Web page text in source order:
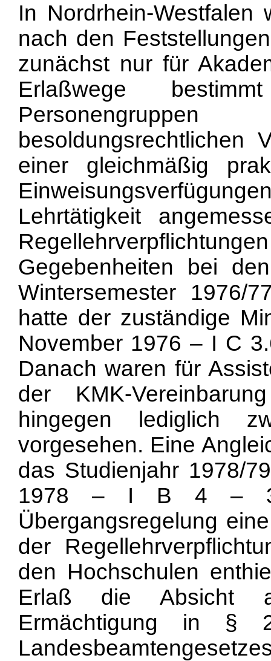
In Nordrhein-Westfalen
nach den
zunächst nur für
Erlaßwege
besoldungsrechtlichen
einer gleichmäßig
Lehrtätigkeit
Gegebenheiten bei
Wintersemester 1976/
hatte der zuständige
November 1976 – I C
Danach waren für
der KMK-
hingegen lediglich
vorgesehen. Eine
das Studienjahr 1978/
1978 – I B 4 –
Übergangsregelung
der
den Hochschulen
Erlaß die Absicht
Ermächtigung in